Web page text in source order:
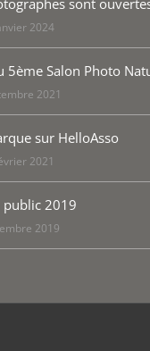
2024
5ème Salon Photo
2021
sur HelloAsso
2021
public 2019
2019